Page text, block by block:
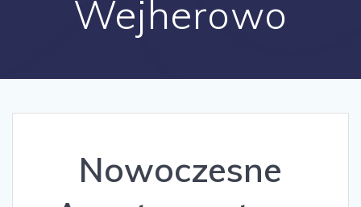
Wejherowo
Nowoczesne